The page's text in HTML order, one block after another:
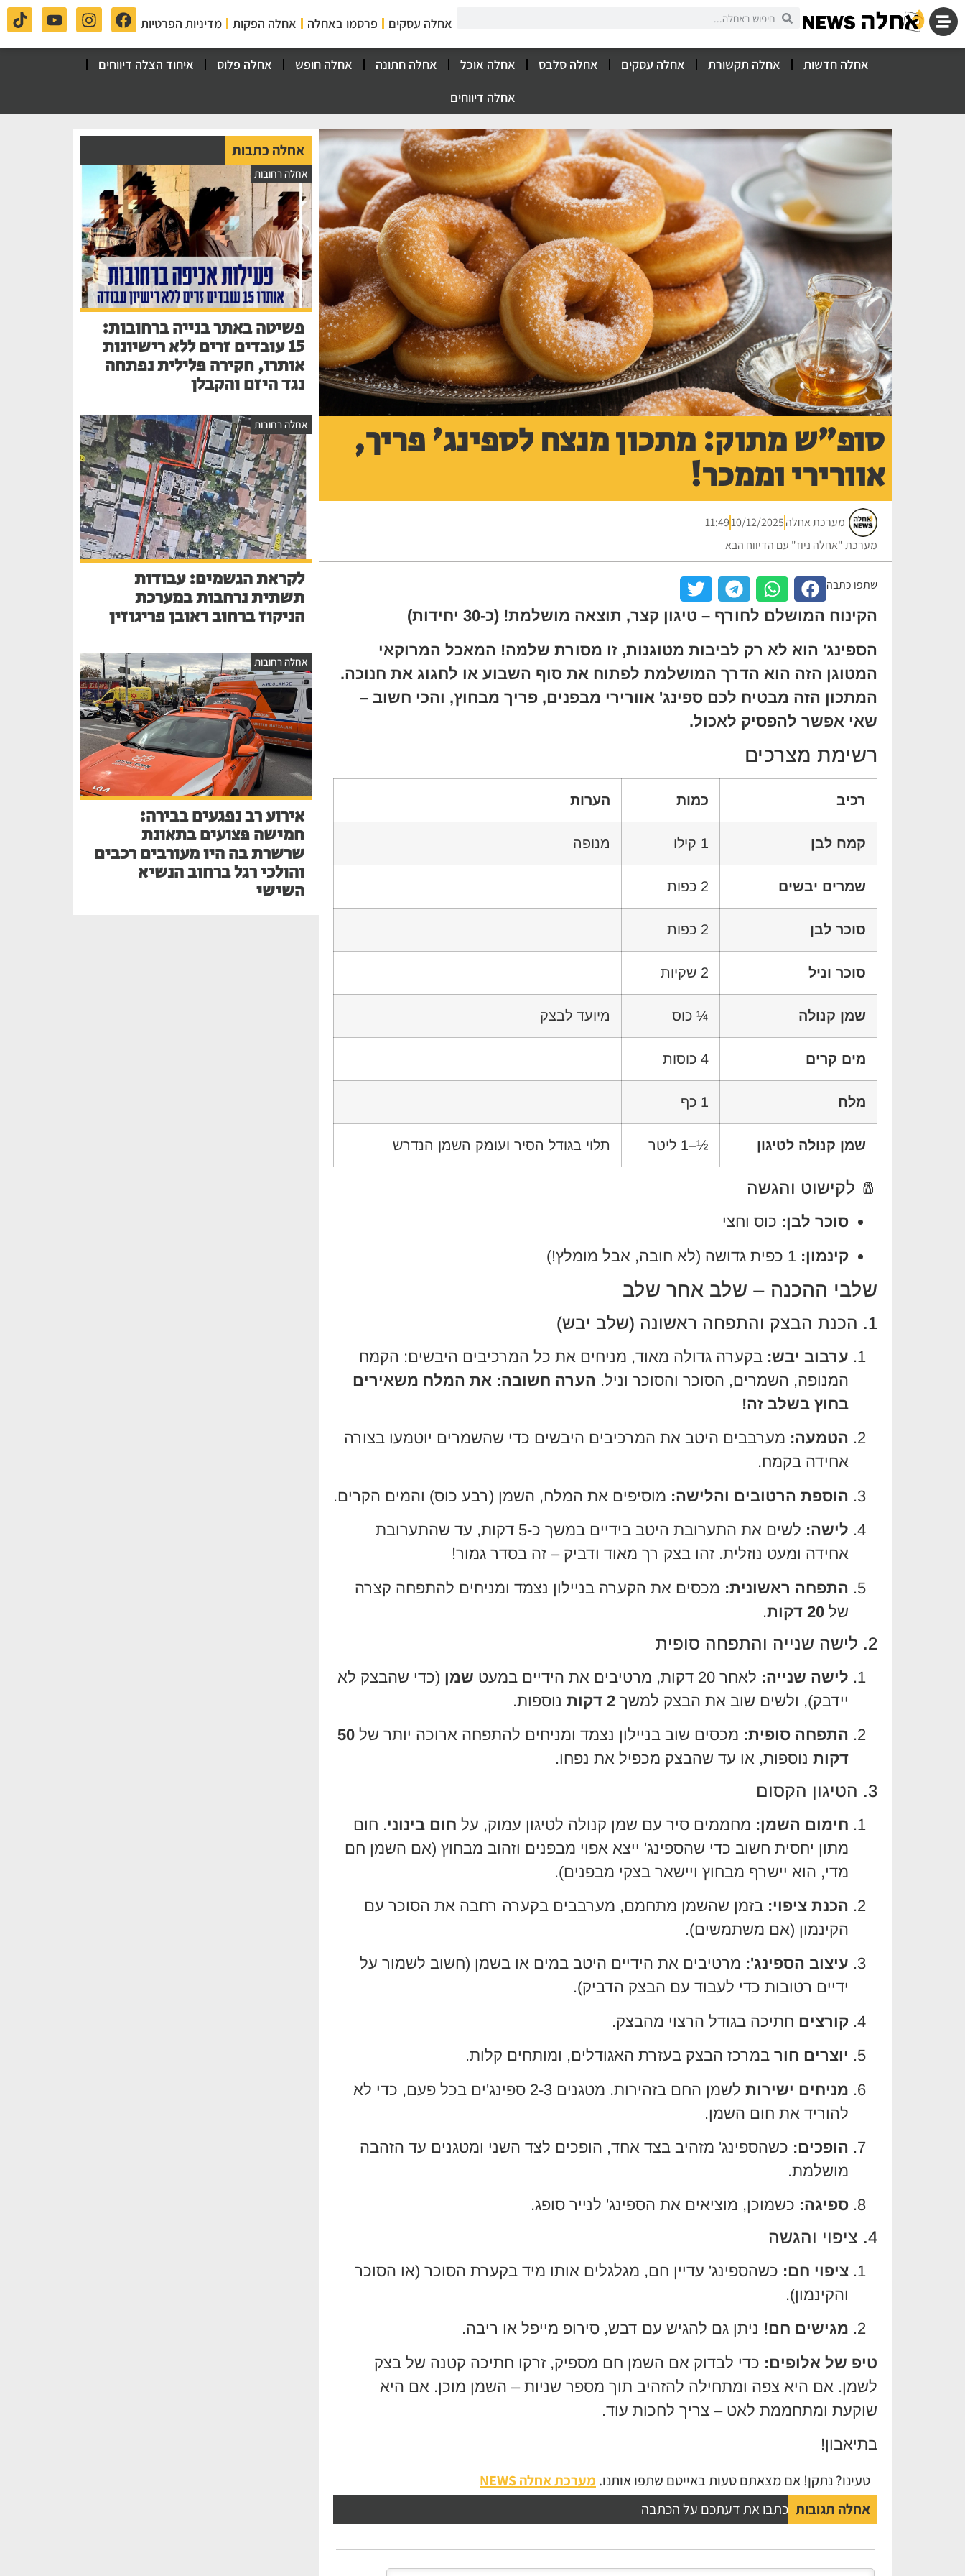
אחלה עסקים פרסמו באחלה אחלה הפקות מדיניות הפרטיות
אחלה חדשות אחלה תקשורת אחלה עסקים אחלה סלבס אחלה אוכל אחלה חתונה אחלה חופש אחלה פלוס
איחוד הצלה דיווחים
אחלה דיווחים
סופ"ש מתוק: מתכון מנצח לספינג' פריך,
אוורירי וממכר!
מערכת אחלה10/12/2025
11:49
מערכת "אחלה ניוז" עם הדיווח הבא
שתפו כתבה
הקינוח המושלם לחורף – טיגון קצר, תוצאה מושלמת! (כ-30 יחידות)
הספינג' הוא לא רק לביבות מטוגנות, זו מסורת שלמה! המאכל המרוקאי
המטוגן הזה הוא הדרך המושלמת לפתוח את סוף השבוע או לחגוג את חנוכה.
המתכון הזה מבטיח לכם ספינג' אוורירי מבפנים, פריך מבחוץ, והכי חשוב –
שאי אפשר להפסיק לאכול.
רשימת מצרכים
רכיב כמות הערות
קמח לבן 1 קילו מנופה
שמרים יבשים 2 כפות
סוכר לבן 2 כפות
סוכר וניל 2 שקיות
שמן קנולה ¼ כוס מיועד לבצק
מים קרים 4 כוסות
מלח 1 כף
שמן קנולה לטיגון ½–1 ליטר תלוי בגודל הסיר ועומק השמן הנדרש
🧂 לקישוט והגשה
סוכר לבן: כוס וחצי
קינמון:
שלבי ההכנה – שלב אחר שלב
1. הכנת הבצק והתפחה ראשונה (שלב יבש)
ערבוב יבש: בקערה גדולה מאוד, מניחים את כל המרכיבים היבשים: הקמח
המנופה, השמרים, הסוכר והסוכר וניל. הערה חשובה: את המלח משאירים
בחוץ בשלב זה!
הטמעה: מערבבים היטב את המרכיבים היבשים כדי שהשמרים יוטמעו בצורה
אחידה בקמח.
הוספת הרטובים והלישה: מוסיפים את המלח, השמן (רבע כוס) והמים הקרים.
לישה:
לשים את התערובת היטב בידיים במשך כ-5 דקות, עד שהתערובת
אחידה ומעט נוזלית. זהו בצק רך מאוד ודביק – זה בסדר גמור!
התפחה ראשונית: מכסים את הקערה בניילון נצמד ומניחים להתפחה קצרה
של 20 דקות .
2. לישה שנייה והתפחה סופית
לישה שנייה: לאחר 20 דקות, מרטיבים את הידיים במעט שמן (כדי שהבצק לא
יידבק), ולשים שוב את הבצק למשך 2 דקות
נוספות.
התפחה סופית: מכסים שוב בניילון נצמד ומניחים להתפחה ארוכה יותר של 50
דקות נוספות, או עד שהבצק מכפיל את נפחו.
3. הטיגון הקסום
חימום השמן: מחממים סיר עם שמן קנולה לטיגון עמוק, על חום בינוני. חום
מתון יחסית חשוב כדי שהספינג' ייצא אפוי מבפנים וזהוב מבחוץ (אם השמן חם
מדי, הוא יישרף מבחוץ ויישאר בצקי מבפנים).
הכנת ציפוי: בזמן שהשמן מתחמם, מערבבים בקערה רחבה את הסוכר עם
הקינמון (אם משתמשים).
עיצוב הספינג': מרטיבים את הידיים היטב במים או בשמן (חשוב לשמור על
ידיים רטובות כדי לעבוד עם הבצק הדביק).
קורצים חתיכה בגודל הרצוי מהבצק.
יוצרים חור במרכז הבצק בעזרת האגודלים, ומותחים קלות.
מניחים ישירות
לשמן החם בזהירות. מטגנים 2-3 ספינג'ים בכל פעם, כדי לא
להוריד את חום השמן.
הופכים: כשהספינג' מזהיב בצד אחד, הופכים לצד השני ומטגנים עד הזהבה
מושלמת.
ספיגה: כשמוכן, מוציאים את הספינג' לנייר סופג.
4. ציפוי והגשה
ציפוי חם: כשהספינג' עדיין חם, מגלגלים אותו מיד בקערת הסוכר (או הסוכר
והקינמון).
מגישים חם! ניתן גם להגיש עם דבש, סירופ מייפל או ריבה.
טיפ של אלופים: כדי לבדוק אם השמן חם מספיק, זרקו חתיכה קטנה של בצק
לשמן. אם היא צפה ומתחילה להזהיב תוך מספר שניות – השמן מוכן. אם היא
שוקעת ומתחממת לאט – צריך לחכות עוד.
בתיאבון!
טעינו? נתקן! אם מצאתם טעות באייטם שתפו אותנו. מערכת אחלה NEWS
אחלה תגובות כתבו את דעתכם על הכתבה
אחלה כתבות
אחלה רחובות
פשיטה באתר בנייה ברחובות:
15 עובדים זרים ללא רישיונות
אותרו, חקירה פלילית נפתחה
נגד היזם והקבלן
אחלה רחובות
לקראת הגשמים: עבודות
תשתית נרחבות במערכת
הניקוז ברחוב ראובן פריגוזין
אחלה רחובות
אירוע רב נפגעים בבירה:
חמישה פצועים בתאונת
שרשרת בה היו מעורבים רכבים
והולכי רגל ברחוב הנשיא
השישי